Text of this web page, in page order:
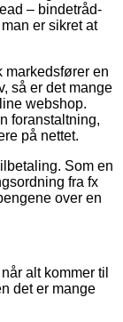
– bindetråd-
er sikret at
markedsfører en
så er det mange
webshop.
foranstaltning,
på nettet.
Som en
fra fx
over en
alt kommer til
det er mange